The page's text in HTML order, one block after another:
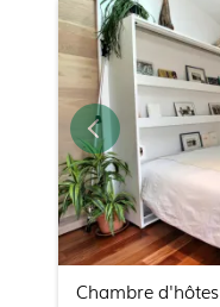
Chambre d'hôtes